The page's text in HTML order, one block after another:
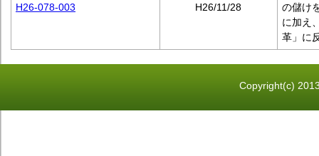
H26-078-003 H26/11/28
の儲け
に加え
革」に
Copyright(c)